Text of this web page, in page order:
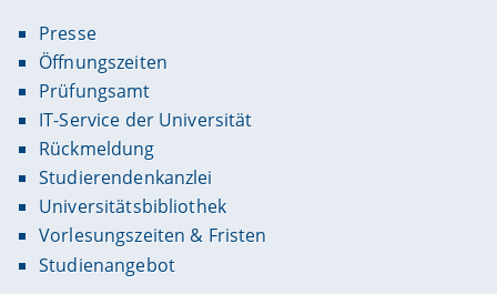
Presse
Öffnungszeiten
Prüfungsamt
IT-Service der Universität
Rückmeldung
Studierendenkanzlei
Universitätsbibliothek
Vorlesungszeiten & Fristen
Studienangebot